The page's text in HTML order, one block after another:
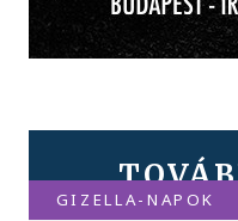
GIZELLA-NAPOK